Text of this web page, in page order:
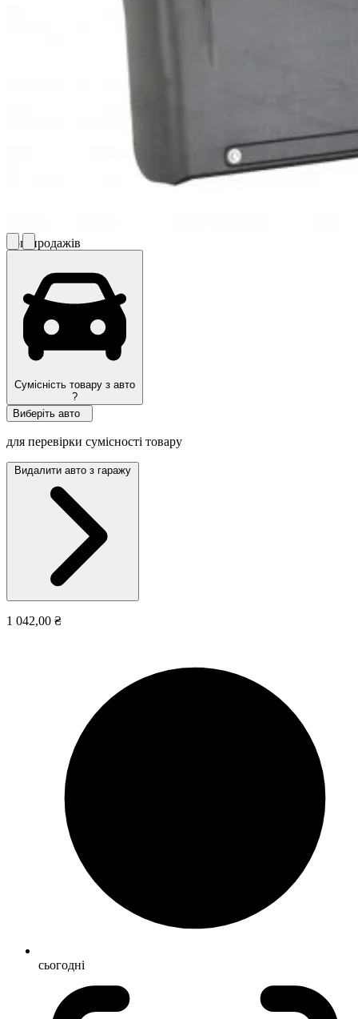
Топ продажів
Сумісність товару з авто
?
Виберіть авто
для перевірки сумісності товару
Видалити авто з гаражу
1 042,00 ₴
сьогодні